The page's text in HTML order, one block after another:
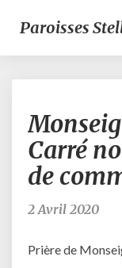
Paroisses
Carré
de
2 Avril 2020
Prière de